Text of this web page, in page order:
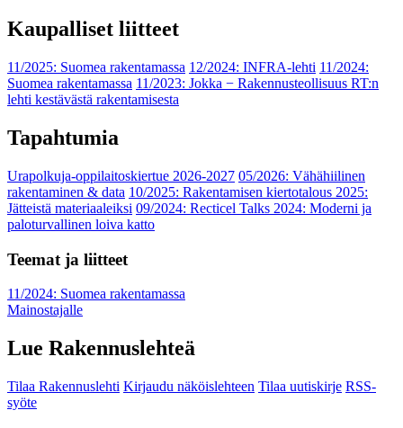
Kaupalliset liitteet
11/2025: Suomea rakentamassa 12/2024: INFRA-lehti 11/2024:
Suomea rakentamassa 11/2023: Jokka − Rakennusteollisuus RT:n
lehti kestävästä rakentamisesta
Tapahtumia
Urapolkuja-oppilaitoskiertue 2026-2027 05/2026: Vähähiilinen
rakentaminen & data 10/2025: Rakentamisen kiertotalous 2025:
Jätteistä materiaaleiksi 09/2024: Recticel Talks 2024: Moderni ja
paloturvallinen loiva katto
Teemat ja liitteet
11/2024: Suomea rakentamassa
Mainostajalle
Lue Rakennuslehteä
Tilaa Rakennuslehti Kirjaudu näköislehteen Tilaa uutiskirje RSS-
syöte